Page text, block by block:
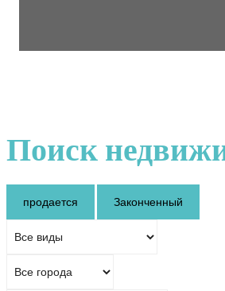
Поиск
продается Законченный